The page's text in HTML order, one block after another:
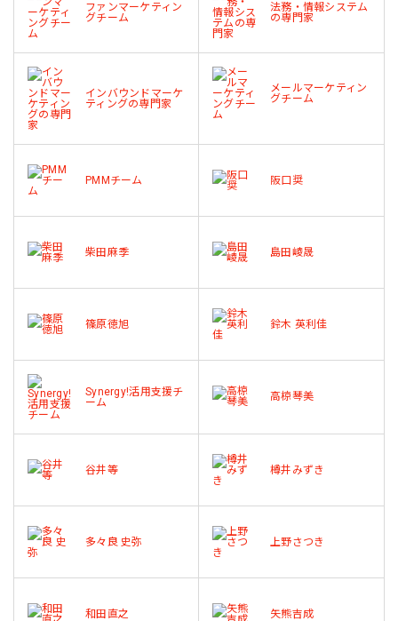
ファンマーケティン
グチーム
法務・情報システム
の専門家
インバウンドマーケ
ティングの専門家
メールマーケティン
グチーム
PMMチーム 阪口奨
柴田麻季 島田崚晟
篠原徳旭 鈴木 英利佳
Synergy!活用支援チ
ーム
高椋琴美
谷井等 樽井みずき
多々良 史弥 上野さつき
和田直之 矢熊吉成